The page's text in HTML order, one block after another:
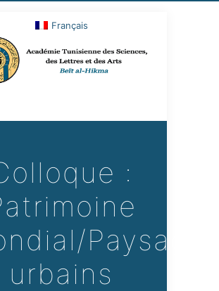
Français
:
urbains